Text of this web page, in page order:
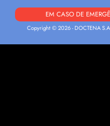
EM CASO DE
Copyright © 2026 - DOCTENA